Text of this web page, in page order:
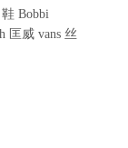
鞋 Bobbi
匡威 vans 丝